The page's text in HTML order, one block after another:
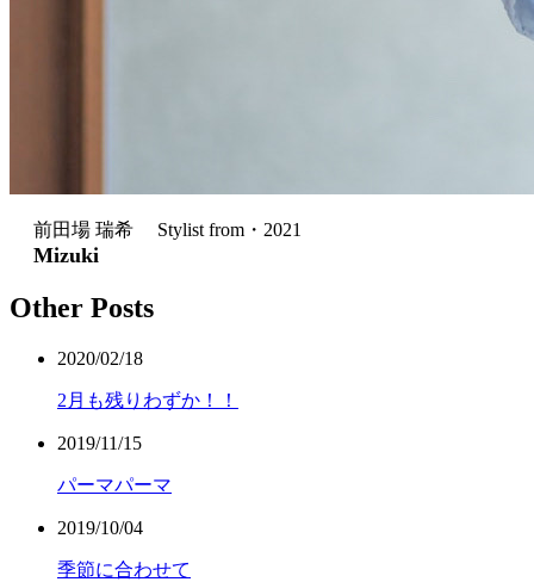
前田場 瑞希 Stylist from・2021
Mizuki
Other Posts
2020/02/18
2月も残りわずか！！
2019/11/15
パーマパーマ
2019/10/04
季節に合わせて